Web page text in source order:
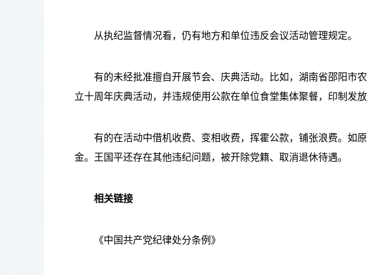
从执纪监督情况看，仍有地方和单位违反会议活动管理规定。
有的未经批准擅自开展节会、庆典活动。比如，湖南省邵阳市
立十周年庆典活动，并违规使用公款在单位食堂集体聚餐，印制发
有的在活动中借机收费、变相收费，挥霍公款，铺张浪费。如
金。王国平还存在其他违纪问题，被开除党籍、取消退休待遇。
相关链接
《中国共产党纪律处分条例》